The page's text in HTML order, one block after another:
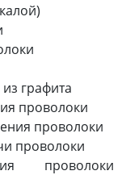
графита
проволоки
проволоки
проволоки
проволоки